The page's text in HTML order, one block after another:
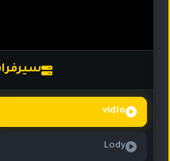
مسلسلات
مسلسلات
تركي
مسلسلات
vidlo
Lody